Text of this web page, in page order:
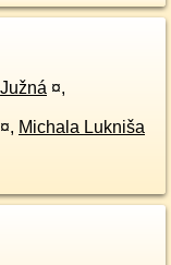
Južná ¤,
¤, Michala Lukniša